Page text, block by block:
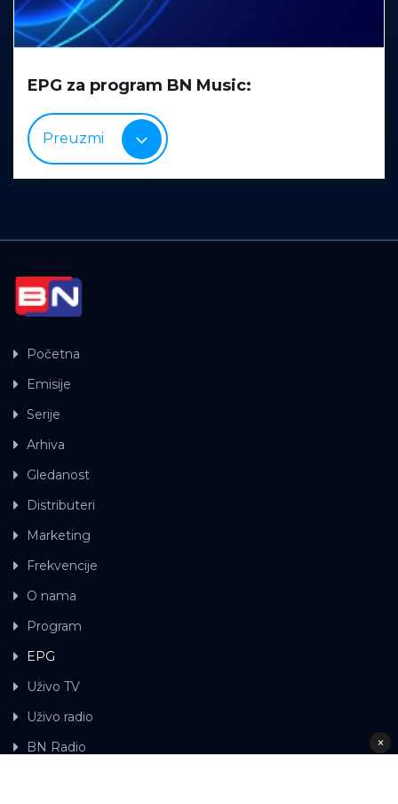
EPG za program BN Music:
Preuzmi
Početna
Emisije
Serije
Arhiva
Gledanost
Distributeri
Marketing
Frekvencije
O nama
Program
EPG
Uživo TV
Uživo radio
BN Radio
×